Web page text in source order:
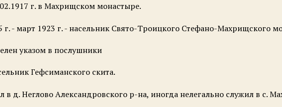
г. в Махрищском монастыре.
г. - март 1923 г. - насельник Свято-Троицкого Стефано-Махрищского
указом в послушники
Гефсиманского скита.
в д. Неглово Александровского р-на, иногда нелегально служил в с.